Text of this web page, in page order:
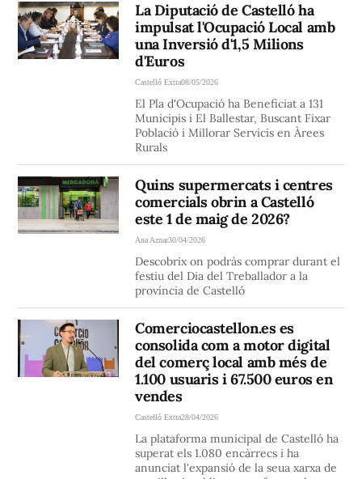
La Diputació de Castelló ha
impulsat l'Ocupació Local amb
una Inversió d'1,5 Milions
d'Euros
Castelló Extra08/05/2026
El Pla d'Ocupació ha Beneficiat a 131
Municipis i El Ballestar, Buscant Fixar
Població i Millorar Servicis en Àrees
Rurals
Quins supermercats i centres
comercials obrin a Castelló
este 1 de maig de 2026?
Ana Aznar30/04/2026
Descobrix on podràs comprar durant el
festiu del Dia del Treballador a la
província de Castelló
Comerciocastellon.es es
consolida com a motor digital
del comerç local amb més de
1.100 usuaris i 67.500 euros en
vendes
Castelló Extra28/04/2026
La plataforma municipal de Castelló ha
superat els 1.080 encàrrecs i ha
anunciat l'expansió de la seua xarxa de